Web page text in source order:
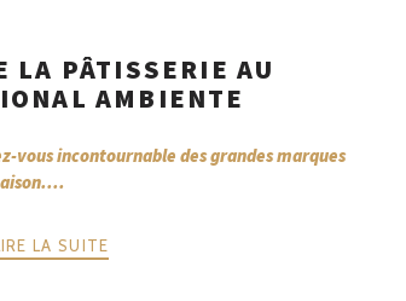
LA PÂTISSERIE AU
AMBIENTE
vous incontournable des grandes marques
LA SUITE